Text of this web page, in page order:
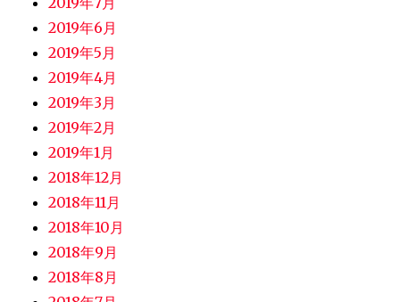
2019年6月
2019年5月
2019年4月
2019年3月
2019年2月
2019年1月
2018年12月
2018年11月
2018年10月
2018年9月
2018年8月